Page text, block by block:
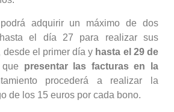
adquirir un máximo de dos
el día 27 para realizar sus
desde el primer día y hasta el 29 de
presentar las facturas en la
procederá a realizar la
de los 15 euros por cada bono.